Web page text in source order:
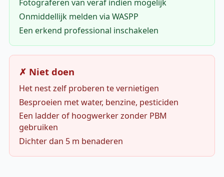
Fotograferen van veraf indien mogelijk
Onmiddellijk melden via WASPP
Een erkend professional inschakelen
✗ Niet doen
Het nest zelf proberen te vernietigen
Besproeien met water, benzine, pesticiden
Een ladder of hoogwerker zonder PBM
gebruiken
Dichter dan 5 m benaderen